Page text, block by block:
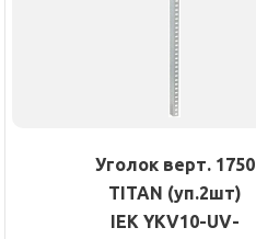
Уголок верт. 1750
TITAN (уп.2шт)
IEK YKV10-UV-